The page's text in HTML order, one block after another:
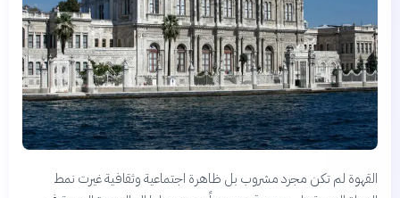
القهوة لم تكن مجرد مشروب بل ظاهرة اجتماعية وثقافية غيرت نمط